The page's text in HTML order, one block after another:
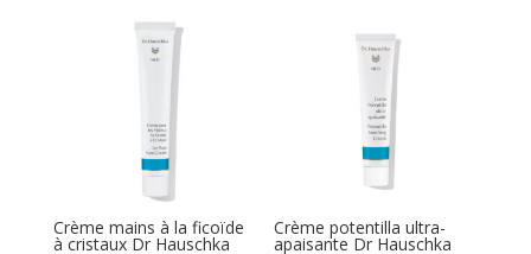
Crème mains à la ficoïde
à cristaux Dr Hauschka
Crème potentilla ultra-
apaisante Dr Hauschka